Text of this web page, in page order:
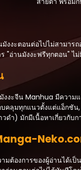
งะตอนต่อไปไม่สามาร
"อ่านมังงะฟรีทุกตอน"
งะจีน Manhua มีความ
คลุมทุกแนวตั้งแต่แอ็กชั
ดำ) มักมีเนื้อหาเกี่ยวกับ
มต้องการของผู้อ่านได้เ